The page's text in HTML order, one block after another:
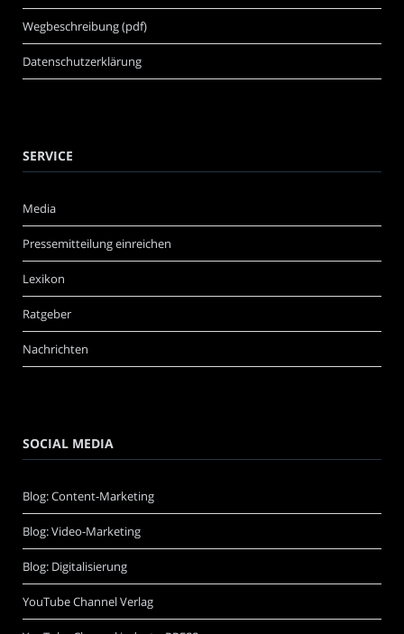
Wegbeschreibung (pdf)
Datenschutzerklärung
SERVICE
Media
Pressemitteilung einreichen
Lexikon
Ratgeber
Nachrichten
SOCIAL MEDIA
Blog: Content-Marketing
Blog: Video-Marketing
Blog: Digitalisierung
YouTube Channel Verlag